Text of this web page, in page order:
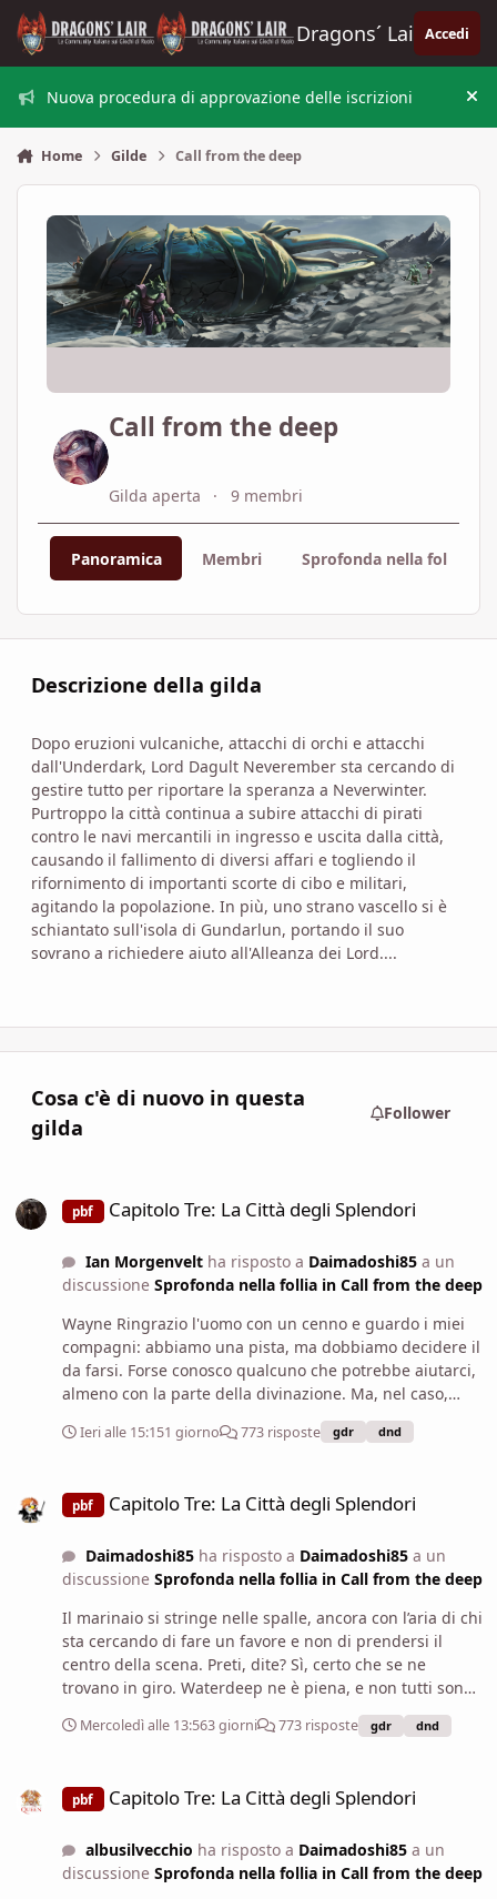
Vai al contenuto
Dragons´ Lair Accedi
Nuova procedura di approvazione delle iscrizioni
Home Gilde Call from the deep
Call from the deep
Gilda aperta 9 membri
Panoramica Membri Sprofonda nella follia
Descrizione della gilda
Dopo eruzioni vulcaniche, attacchi di orchi e attacchi
dall'Underdark, Lord Dagult Neverember sta cercando di
gestire tutto per riportare la speranza a Neverwinter.
Purtroppo la città continua a subire attacchi di pirati
contro le navi mercantili in ingresso e uscita dalla città,
causando il fallimento di diversi affari e togliendo il
rifornimento di importanti scorte di cibo e militari,
agitando la popolazione. In più, uno strano vascello si è
schiantato sull'isola di Gundarlun, portando il suo
sovrano a richiedere aiuto all'Alleanza dei Lord....
Cosa c'è di nuovo in questa
gilda
Follower
pbf Capitolo Tre: La Città degli Splendori
Ian Morgenveltha risposto a Daimadoshi85a un
discussione Sprofonda nella follia in Call from the deep
Wayne Ringrazio l'uomo con un cenno e guardo i miei
compagni: abbiamo una pista, ma dobbiamo decidere il
da farsi. Forse conosco qualcuno che potrebbe aiutarci,
almeno con la parte della divinazione. Ma, nel caso,
dovrei andarci da solo: nel mentre, voi volete provare a
seguire altre piste e cercare altre informazioni? Chiedo
Ieri alle 15:151 giorno 773 risposte gdr dnd
pbf Capitolo Tre: La Città degli Splendori
Daimadoshi85ha risposto a Daimadoshi85a un
discussione Sprofonda nella follia in Call from the deep
Il marinaio si stringe nelle spalle, ancora con l’aria di chi
sta cercando di fare un favore e non di prendersi il
centro della scena. Preti, dite? Sì, certo che se ne
trovano in giro. Waterdeep ne è piena, e non tutti sono
uguali. Fa un mezzo sorriso quando Jon abbassa la voce,
poi ascolta il resto con attenzione, annuendo a Martino
sappia mettere ordine nelle domande. Un posto
senza sapere bene cosa sta cercando. Si gratta la barba
e si sposta appena di lato, lasciandovi spazio come se
Mercoledì alle 13:563 giorni 773 risposte gdr dnd
pbf Capitolo Tre: La Città degli Splendori
albusilvecchio ha risposto a Daimadoshi85a un
discussione Sprofonda nella follia in Call from the deep